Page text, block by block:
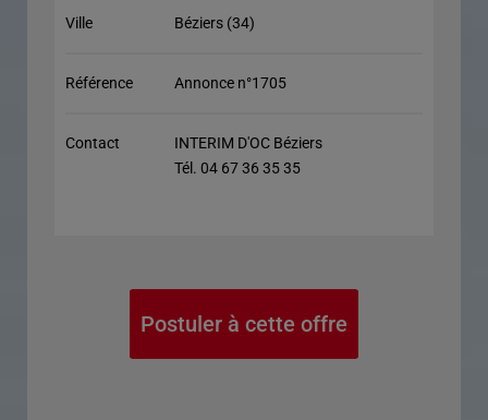
Ville Béziers (34)
Référence Annonce n°1705
Contact
INTERIM D'OC Béziers
Tél. 04 67 36 35 35
Postuler à cette offre